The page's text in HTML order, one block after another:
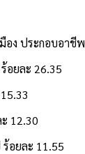
ประกอบอาชีพ
ะ 26.35
ะ 11.55